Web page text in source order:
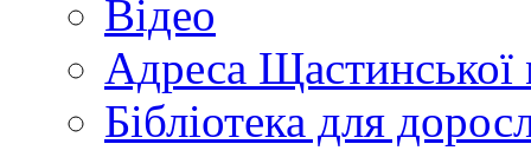
Відео
Адреса Щастинської
Бібліотека для